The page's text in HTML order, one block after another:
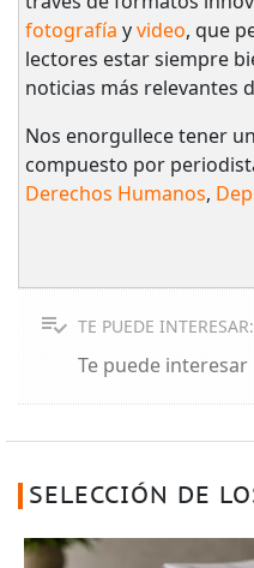
fotografía yvideo, que
lectores estar siempre
noticias más relevantes
Nos enorgullece tener
compuesto por
Derechos Humanos,
TE PUEDE INTERESAR:
Te puede interesar
SELECCIÓN DE